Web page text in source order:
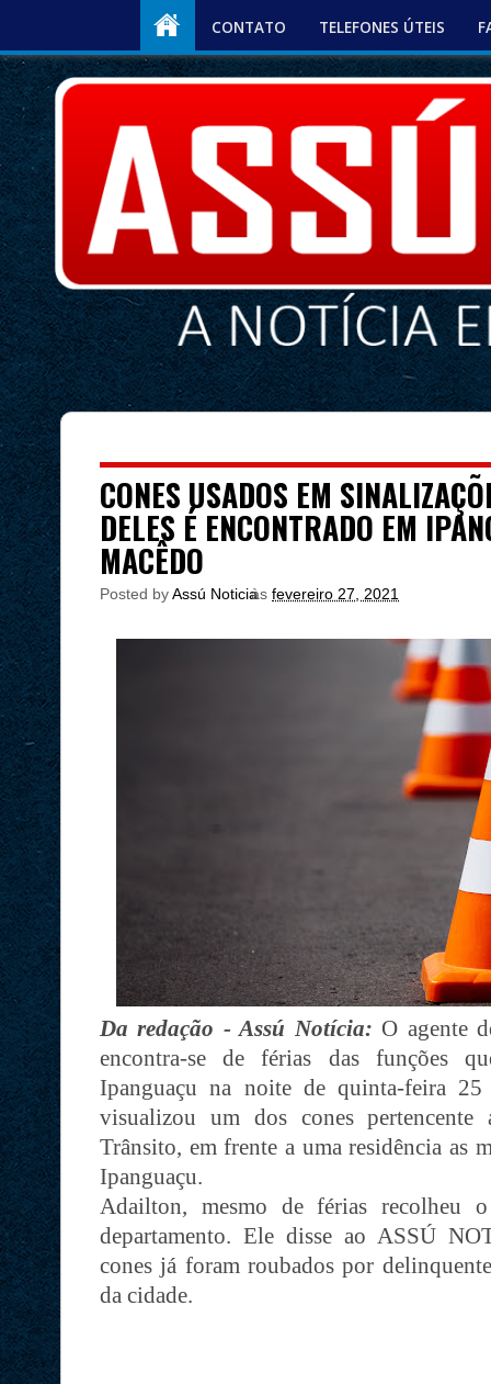
CONTATO TELEFONES ÚTEIS
CONES USADOS EM
DELES É ENCONTRADO EM
MACÊDO
Posted byAssú Noticia
às fevereiro 27, 2021
Da redação - Assú Notícia: O agente
encontra-se de férias das funções
Ipanguaçu na noite de quinta-feira
visualizou um dos cones
Trânsito, em frente a uma residência as
Ipanguaçu.
Adailton, mesmo de férias recolheu
departamento. Ele disse ao ASSÚ
cones já foram roubados por
da cidade.